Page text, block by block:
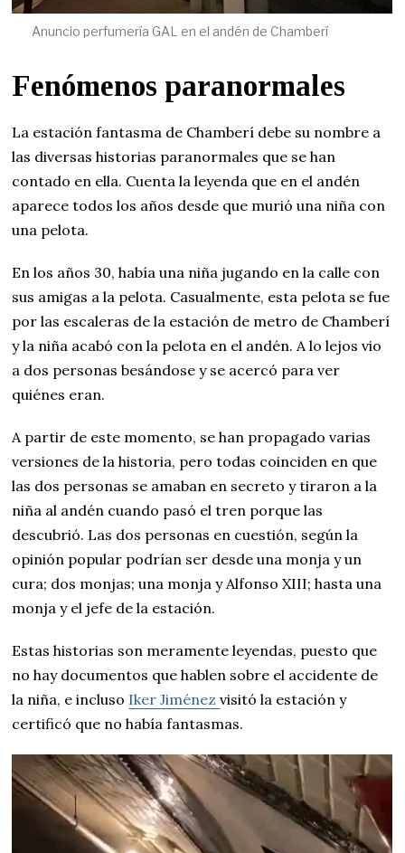
Anuncio perfumería GAL en el andén de Chamberí
Fenómenos paranormales
La estación fantasma de Chamberí debe su nombre a
las diversas historias paranormales que se han
contado en ella. Cuenta la leyenda que en el andén
aparece todos los años desde que murió una niña con
una pelota.
En los años 30, había una niña jugando en la calle con
sus amigas a la pelota. Casualmente, esta pelota se fue
por las escaleras de la estación de metro de Chamberí
y la niña acabó con la pelota en el andén. A lo lejos vio
a dos personas besándose y se acercó para ver
quiénes eran.
A partir de este momento, se han propagado varias
versiones de la historia, pero todas coinciden en que
las dos personas se amaban en secreto y tiraron a la
niña al andén cuando pasó el tren porque las
descubrió. Las dos personas en cuestión, según la
opinión popular podrían ser desde una monja y un
cura; dos monjas; una monja y Alfonso XIII; hasta una
monja y el jefe de la estación.
Estas historias son meramente leyendas, puesto que
no hay documentos que hablen sobre el accidente de
la niña, e incluso Iker Jiménezvisitó la estación y
certificó que no había fantasmas.